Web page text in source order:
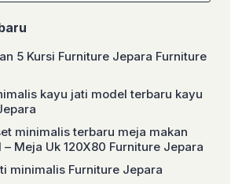
5 Kursi Furniture Jepara Furniture
kayu jati model terbaru kayu
minimalis terbaru meja makan
Meja Uk 120X80 Furniture Jepara
minimalis Furniture Jepara